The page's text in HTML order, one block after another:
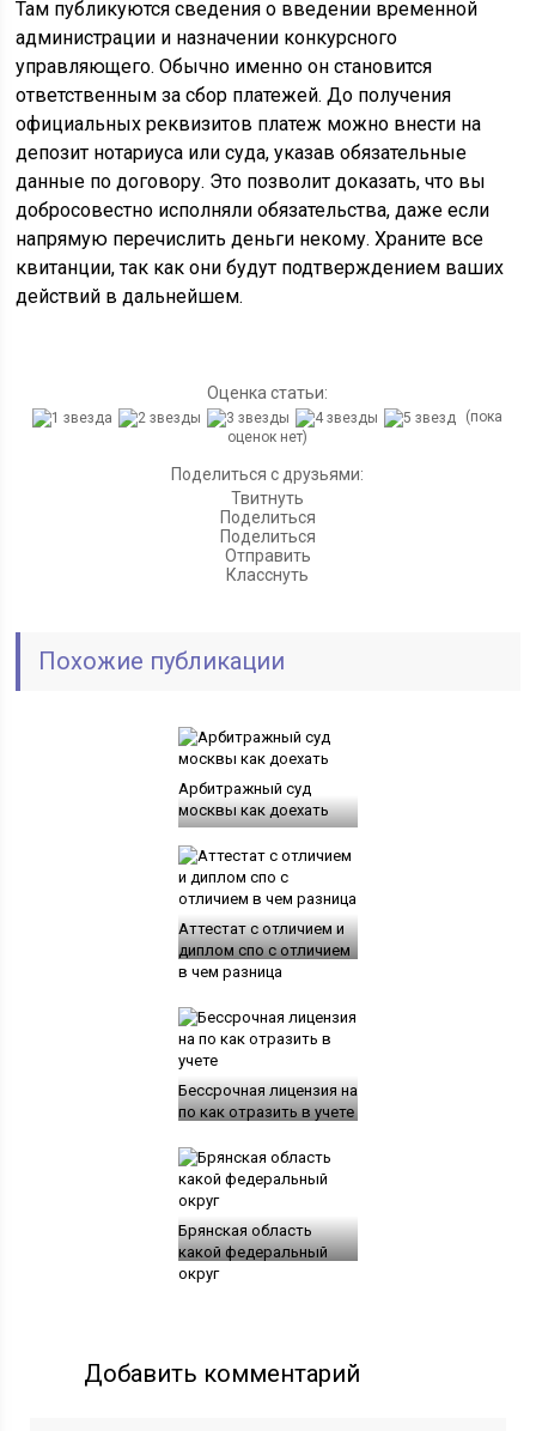
Там публикуются сведения о введении временной
администрации и назначении конкурсного
управляющего. Обычно именно он становится
ответственным за сбор платежей. До получения
официальных реквизитов платеж можно внести на
депозит нотариуса или суда, указав обязательные
данные по договору. Это позволит доказать, что вы
добросовестно исполняли обязательства, даже если
напрямую перечислить деньги некому. Храните все
квитанции, так как они будут подтверждением ваших
действий в дальнейшем.
Оценка статьи:
(пока
оценок нет)
Поделиться с друзьями:
Твитнуть
Поделиться
Поделиться
Отправить
Класснуть
Похожие публикации
Арбитражный суд
москвы как доехать
Аттестат с отличием и
диплом спо с отличием
в чем разница
Бессрочная лицензия на
по как отразить в учете
Брянская область
какой федеральный
округ
Добавить комментарий